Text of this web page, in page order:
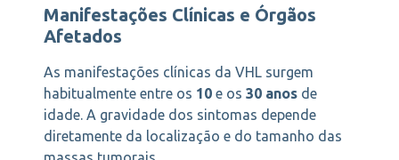
Manifestações Clínicas e Órgãos
Afetados
As manifestações clínicas da VHL surgem
habitualmente entre os 10 e os 30 anos de
idade. A gravidade dos sintomas depende
diretamente da localização e do tamanho das